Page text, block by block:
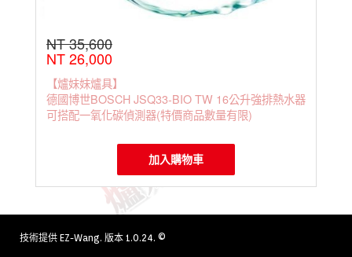
NT 35,600
NT 26,000
【爐妹妹爐具】
德國博世BOSCH JSQ33-BIO TW 16公升強排熱水器
可搭配一氧化碳偵測器(特價商品數量有限)
加入購物車
技術提供 EZ-Wang. 版本 1.0.24. ©